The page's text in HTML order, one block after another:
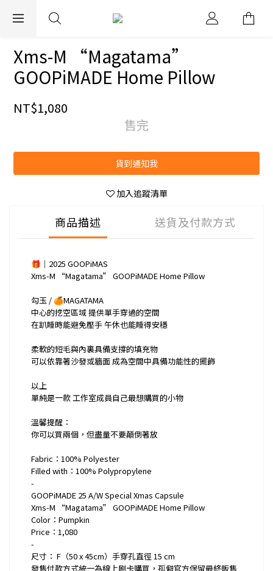
EXPRESS WORLDWIDE SHIPPING
Xms-M “Magatama”
GOOPiMADE Home Pillow
NT$1,080
售完
貨到通知我
加入追蹤清單
商品描述 送貨及付款方式
🎁｜2025 GOOPiMAS
Xms-M “Magatama” GOOPiMADE Home Pillow
勾玉 / 🍊MAGATAMA
中心的挖空區域 提供單手穿過的空間
在趴睡時能避免壓手 午休也能睡得安穩
柔軟的短毛與內裏具備支撐的填充物
可以依靠著沙發或牆面 成為空間中具備功能性的擺飾
以上
單純是一款 工作室成員自己最想購買的小物
溫馨提醒：
你可以買兩個，但盡量不要顛倒著放
Fabric：100% Polyester
Filled with：100% Polypropylene
-
GOOPiMADE 25 A/W Special Xmas Capsule
Xms-M “Magatama” GOOPiMADE Home Pillow
Color：Pumpkin
Price：1,080
-
尺寸： F（50 x 45cm）手穿孔直徑 15 cm
發售付款方式統一為線上刷卡購買，孤僻官方保留最終販售